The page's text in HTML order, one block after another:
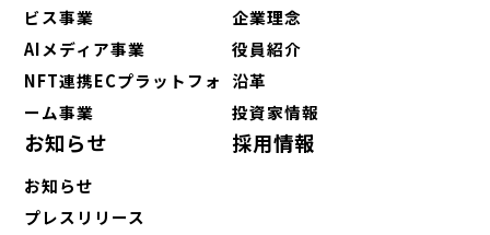
ビス事業
AIメディア事業
NFT連携ECプラットフォ
ーム事業
企業理念
役員紹介
沿革
投資家情報
お知らせ
お知らせ
プレスリリース
採用情報